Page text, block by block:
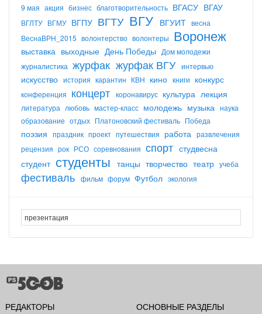
9 мая акция бизнес благотворительность ВГАСУ ВГАУ
ВГЛТУ ВГМУ ВГПУ ВГТУ ВГУ ВГУИТ весна
ВеснаВРН_2015 волонтерство волонтеры Воронеж
выставка выходные День Победы
Дом молодежи
журналистика журфак журфак ВГУ интервью
искусство история карантин КВН кино книги конкурс
конференция концерт коронавирус культура лекция
литература любовь мастер-класс молодежь музыка наука
образование отдых Платоновский фестиваль Победа
поэзия праздник проект путешествия работа развлечения
рецензия рок РСО соревнования спорт студвесна
студент студенты танцы творчество театр учеба
фестиваль фильм форум Футбол экология
РЕДАКТОРЫ ОСНОВНЫЕ РАЗДЕЛЫ